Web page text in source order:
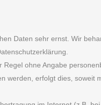
Daten sehr ernst. Wir
Regel ohne Angabe
werden, erfolgt dies,